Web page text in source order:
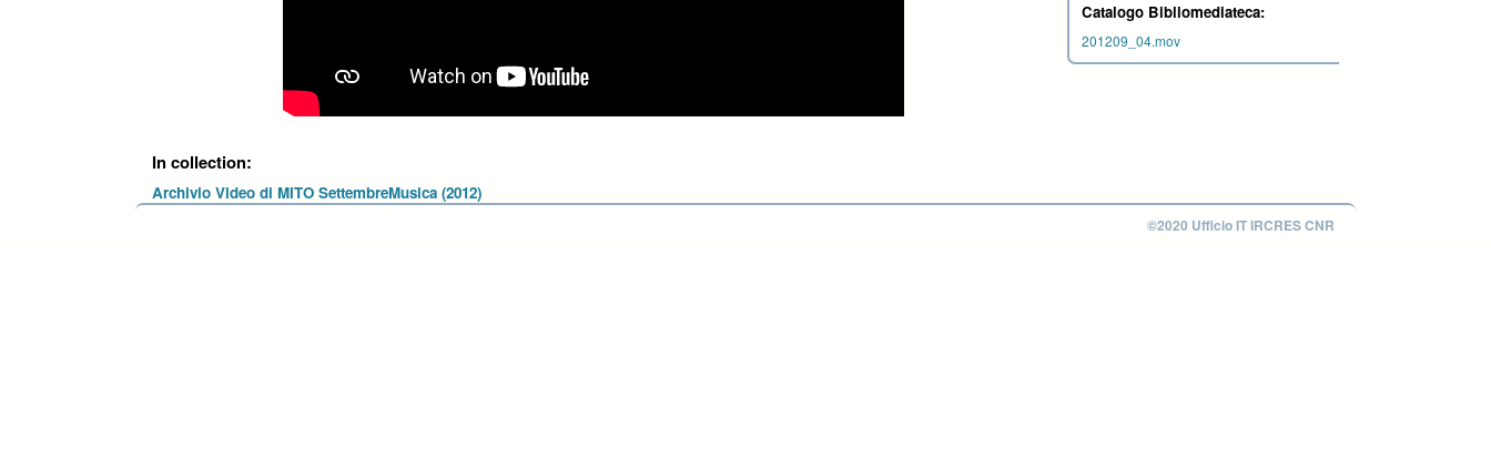
In collection:
Archivio Video di MITO SettembreMusica (2012)
Catalogo Bibliomediateca:
201209_04.mov
©2020 Ufficio IT IRCRES CNR